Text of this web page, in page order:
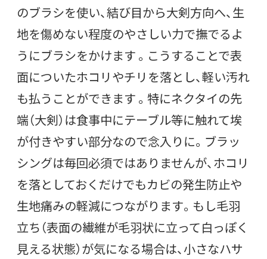
のブラシを使い、結び目から大剣方向へ、生
地を傷めない程度のやさしい力で撫でるよ
うにブラシをかけます 。こうすることで表
面についたホコリやチリを落とし、軽い汚れ
も払うことができます 。特にネクタイの先
端（大剣）は食事中にテーブル等に触れて埃
が付きやすい部分なので念入りに。ブラッ
シングは毎回必須ではありませんが、ホコリ
を落としておくだけでもカビの発生防止や
生地痛みの軽減につながります。もし毛羽
立ち（表面の繊維が毛羽状に立って白っぽく
見える状態）が気になる場合は、小さなハサ